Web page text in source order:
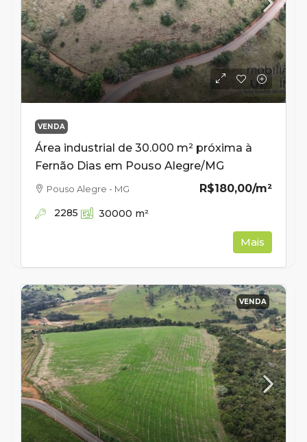
VENDA
Área industrial de 30.000 m² próxima à
Fernão Dias em Pouso Alegre/MG
R$180,00/m²
Pouso Alegre - MG
2285 30000 m²
Mais
VENDA